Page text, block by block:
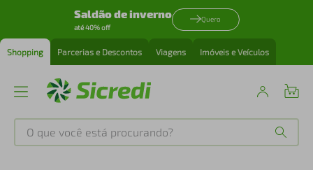
Saldão de inverno
até 40% off
Quero
Shopping Parcerias e Descontos Viagens Imóveis e Veículos
O que você está procurando?